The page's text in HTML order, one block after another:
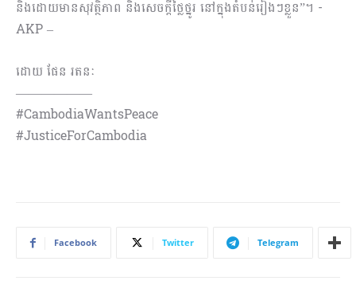
និងដោយមានសុវត្ថិភាព និងសេចក្តីថ្លៃថ្នូរ នៅក្នុងតំបន់រៀងៗខ្លួន”។ -
AKP –
ដោយ ផែន រតនៈ
——————
#CambodiaWantsPeace
#JusticeForCambodia
Facebook Twitter Telegram